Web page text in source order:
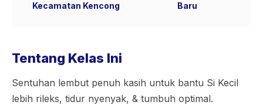
Kecamatan Kencong Baru
Tentang Kelas Ini
Sentuhan lembut penuh kasih untuk bantu Si Kecil
lebih rileks, tidur nyenyak, & tumbuh optimal.